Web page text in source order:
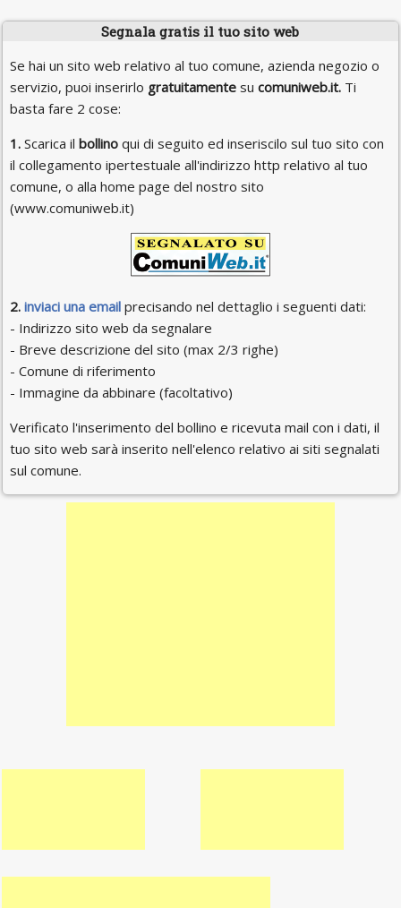
Segnala gratis il tuo sito web
Se hai un sito web relativo al tuo comune, azienda negozio o
servizio, puoi inserirlo gratuitamentesu comuniweb.it.Ti
basta fare 2 cose:
1.Scarica il bollinoqui di seguito ed inseriscilo sul tuo sito con
il collegamento ipertestuale all'indirizzo http relativo al tuo
comune, o alla home page del nostro sito
(www.comuniweb.it)
2. inviaci una emailprecisando nel dettaglio i seguenti dati:
- Indirizzo sito web da segnalare
- Breve descrizione del sito (max 2/3 righe)
- Comune di riferimento
- Immagine da abbinare (facoltativo)
Verificato l'inserimento del bollino e ricevuta mail con i dati, il
tuo sito web sarà inserito nell'elenco relativo ai siti segnalati
sul comune.